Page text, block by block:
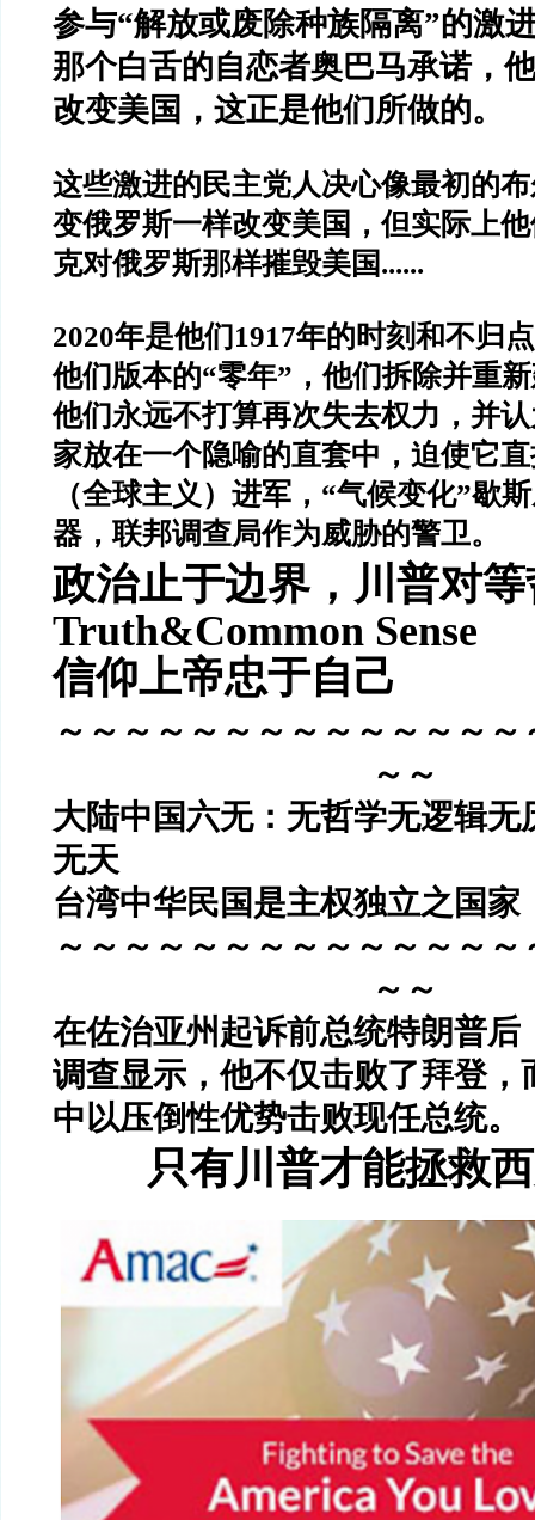
参与“解放或废除种族隔离”的激
那个白舌的自恋者奥巴马承诺，
改变美国，这正是他们所做的。
这些激进的民主党人决心像最初的
变俄罗斯一样改变美国，但实际上
克对俄罗斯那样摧毁美国......
2020年是他们1917年的时刻和不归
他们版本的“零年” ，他们拆除并重
他们永远不打算再次失去权力，并
家放在一个隐喻的直套中，迫使它
（全球主义）进军， “气候变化”歇
器，联邦调查局作为威胁的警卫。
政治止于边界， 川普对
Truth&Common Sense
信仰上帝忠于自己
～～～～～～～～～～～～～
～～
大陆中国六无：无哲学无逻辑无
无天
台湾中华民国是主权独立之国家
～～～～～～～～～～～～～
～～
在佐治亚州起诉前总统特朗普后
调查显示，他不仅击败了拜登，
中以压倒性优势击败现任总统。
只有川普才能拯救